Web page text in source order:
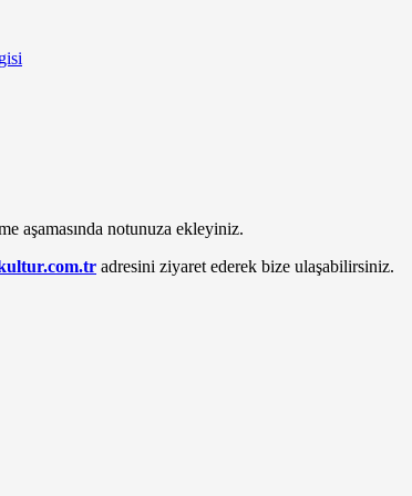
aşamasında notunuza ekleyiniz.
adresini ziyaret ederek bize ulaşabilirsiniz.